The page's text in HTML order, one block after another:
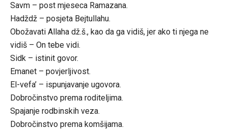
Savm – post mjeseca Ramazana.
Hadždž – posjeta Bejtullahu.
Obožavati Allaha dž.š., kao da ga vidiš, jer ako ti njega ne
vidiš – On tebe vidi.
Sidk – istinit govor.
Emanet – povjerljivost.
El-vefa’ – ispunjavanje ugovora.
Dobročinstvo prema roditeljima.
Spajanje rodbinskih veza.
Dobročinstvo prema komšijama.